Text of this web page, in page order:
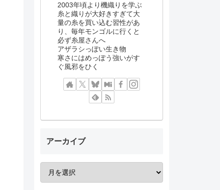
2003年頃より機織りを学ぶ
糸と織りが大好きすぎて大
量の糸を買い込む習性があ
り、毎年モンゴルに行くと
必ず糸屋さんへ
アザラシっぽい生き物
寒さにはめっぽう強いがす
ぐ風邪をひく
アーカイブ